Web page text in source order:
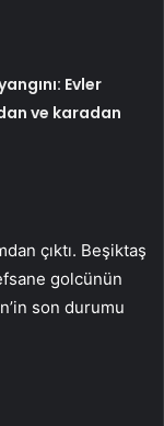
Evler
ve karadan
çıktı. Beşiktaş
golcünün
son durumu